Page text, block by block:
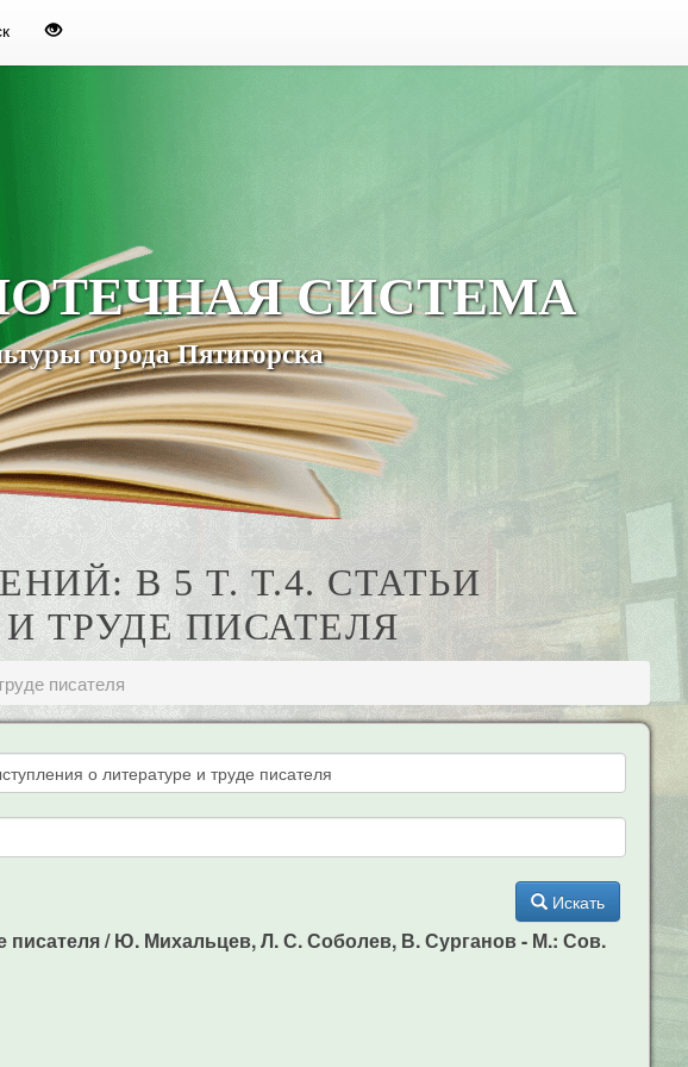
СИСТЕМА
города Пятигорска
В 5 Т. Т.4. СТАТЬИ
ТРУДЕ ПИСАТЕЛЯ
писателя
Искать
писателя / Ю. Михальцев, Л. С. Соболев, В. Сурганов - М.: Сов.